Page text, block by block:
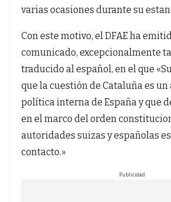
varias ocasiones durante su
Con este motivo, el DFAE ha
comunicado, excepcionalmente
traducido al español, en el que
que la cuestión de Cataluña es un
política interna de España y que
en el marco del orden
autoridades suizas y españolas
contacto.»
Publicidad